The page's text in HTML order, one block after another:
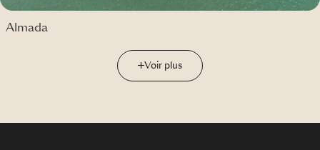
Almada
Voir plus